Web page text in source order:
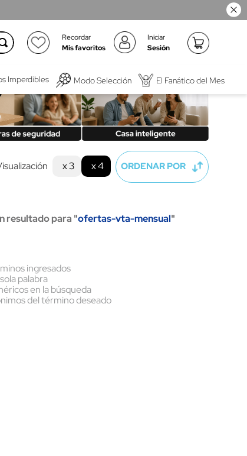
Recordar
Mis favoritos
Iniciar
Sesión
Imperdibles Modo Selección El Fanático del Mes
x 3 x 4 ORDENAR POR
resultado para "ofertas-vta-mensual"
ingresados
palabra
en la búsqueda
del término deseado